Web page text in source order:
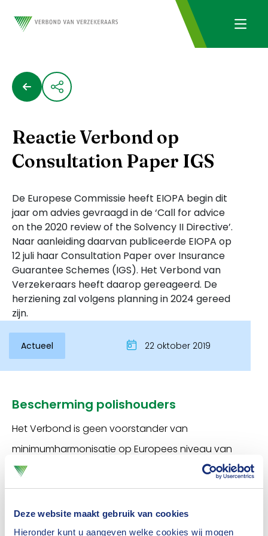
Deze website maakt gebruik van cookies
Hieronder kunt u aangeven welke cookies wij mogen
Inloggen
Reactie Verbond op
Consultation Paper IGS
De Europese Commissie heeft EIOPA begin dit
jaar om advies gevraagd in de ‘Call for advice
on the 2020 review of the Solvency II Directive’.
Naar aanleiding daarvan publiceerde EIOPA op
12 juli haar Consultation Paper over Insurance
Guarantee Schemes (IGS). Het Verbond van
Verzekeraars heeft daarop gereageerd. De
herziening zal volgens planning in 2024 gereed
zijn.
Actueel 22 oktober 2019
Bescherming polishouders
Het Verbond is geen voorstander van
minimumharmonisatie op Europees niveau van
verzekeringsgarantiestelsels. In ieder geval moet
een dergelijke ontwikkeling in een bredere context
worden geplaatst dan uitsluitend harmonisatie van
verzekeringsgarantiestelsels. Uiteindelijk gaat het er